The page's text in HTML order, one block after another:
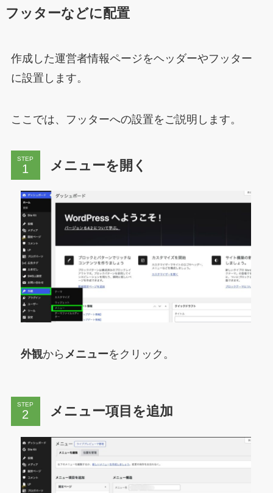
フッターなどに配置
作成した運営者情報ページをヘッダーやフッター
に設置します。
ここでは、フッターへの設置をご説明します。
STEP メニューを開く
外観から メニューをクリック。
STEP メニュー項目を追加